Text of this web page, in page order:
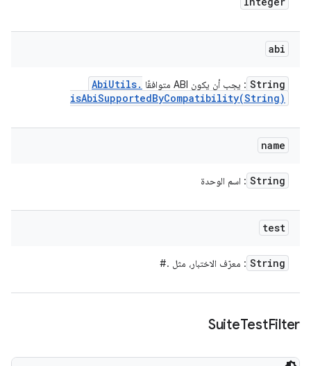
abi
String : يجب أن يكون ABI متوافقًا AbiUtils.
isAbiSupportedByCompatibility(String)
name
String : اسم الوحدة
test
String : معرّف الاختبار، مثل .
#
SuiteTestFilter